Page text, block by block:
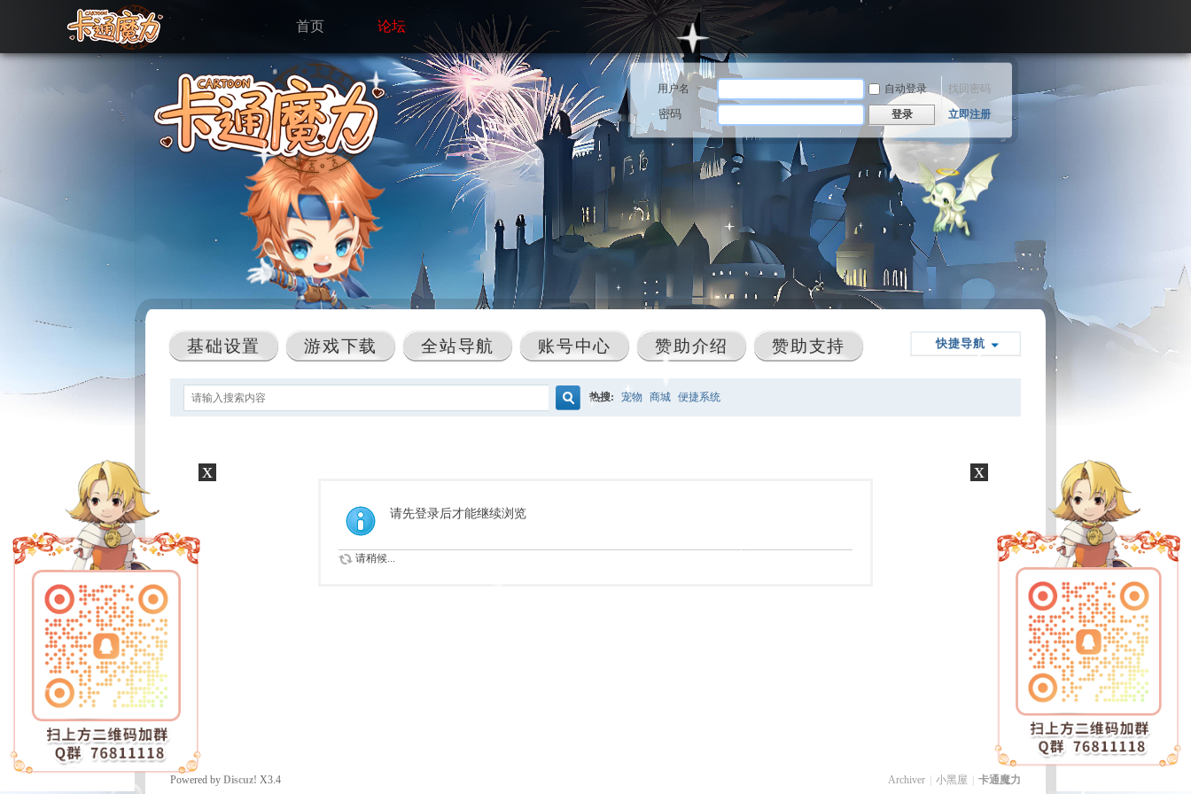
首页 论坛
用户名 自动登录 找回密码
密码 登录 立即注册
快捷导航
基础设置 游戏下载 全站导航 账号中心 赞助介绍 赞助支持
热搜: 宠物 商城 便捷系统
请先登录后才能继续浏览
请稍候...
Archiver 小黑屋 卡通魔力
Powered by Discuz! X3.4
x x